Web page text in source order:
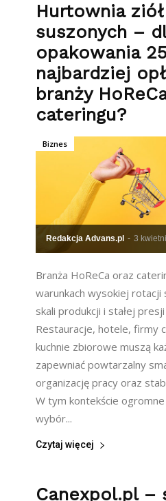
Hurtownia ziół
suszonych –
opakowania
najbardziej
branży
cateringu?
Redakcja Advans.pl - 3
Biznes
Branża HoReCa oraz
warunkach wysokiej rotacji
skali produkcji i stałej
Restauracje, hotele, firmy
kuchnie zbiorowe muszą
zapewniać powtarzalny
organizację pracy oraz
W tym kontekście
wybór...
Czytaj więcej
Canexpol.pl –